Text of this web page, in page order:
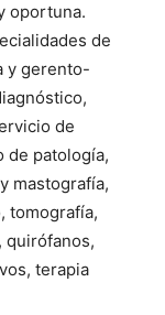
oportuna.
de
y gerento-
de
de patología,
mastografía,
tomografía,
quirófanos,
terapia